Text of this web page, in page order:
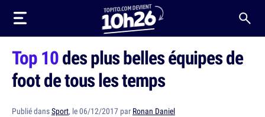
Top 10des plus belles équipes de
foot de tous les temps
Publié dansSport, le 06/12/2017 par Ronan Daniel